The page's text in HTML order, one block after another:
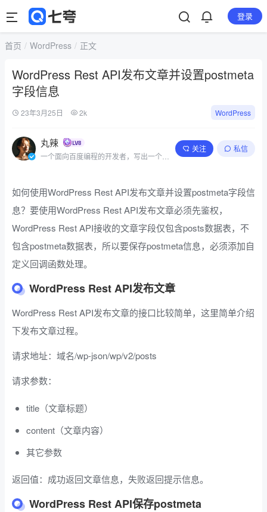
登录
首页 WordPress 正文
WordPress Rest API发布文章并设置postmeta
字段信息
23年3月25日 2k WordPress
丸辣
一个面向百度编程的开发者，写出一个简
关注 私信
如何使用WordPress Rest API发布文章并设置postmeta字段信
息？要使用WordPress Rest API发布文章必须先鉴权，
WordPress Rest API接收的文章字段仅包含posts数据表，不
包含postmeta数据表，所以要保存postmeta信息，必须添加自
定义回调函数处理。
WordPress Rest API发布文章
WordPress Rest API发布文章的接口比较简单，这里简单介绍
下发布文章过程。
请求地址：域名/wp-json/wp/v2/posts
请求参数：
title（文章标题）
content（文章内容）
其它参数
返回值：成功返回文章信息，失败返回提示信息。
WordPress Rest API保存postmeta